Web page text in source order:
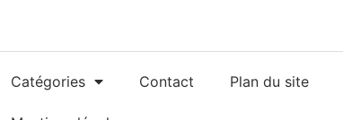
Catégories Contact Plan du site